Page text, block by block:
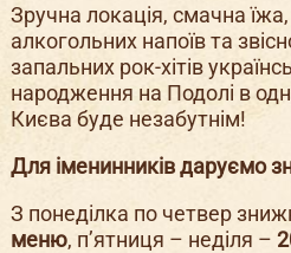
Зручна локація, смачна
алкогольних напоїв та
запальних рок-хітів
народження на Подолі в
Києва буде незабутнім!
Для іменинників даруємо
З понеділка по четвер
меню, п’ятниця – неділя –